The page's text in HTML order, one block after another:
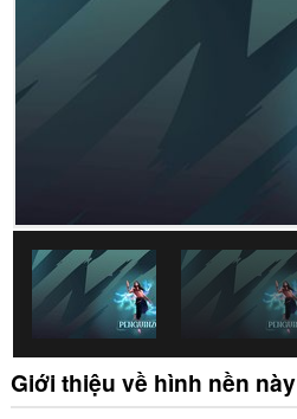
Giới thiệu về hình nền này